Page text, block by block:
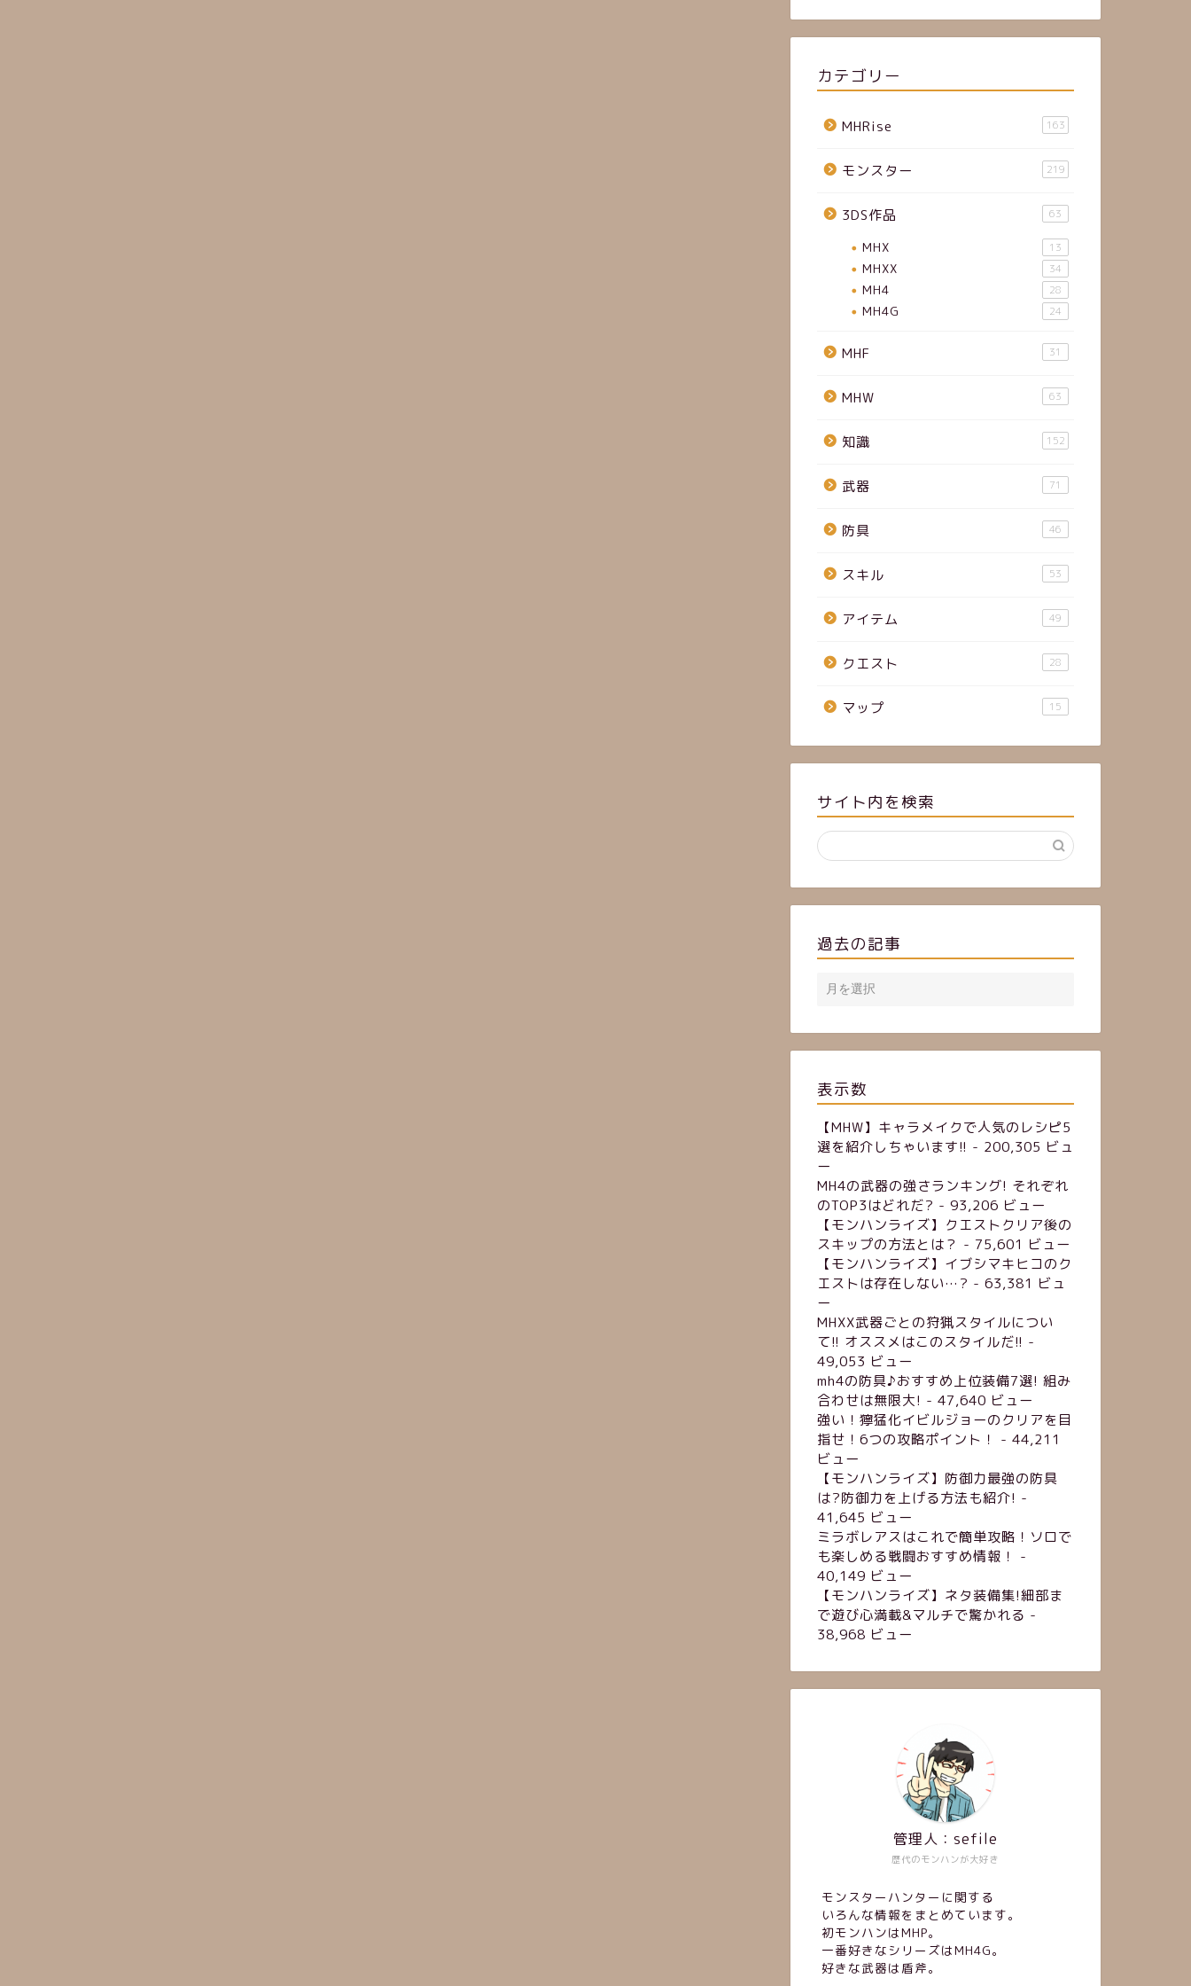
カテゴリー
MHRise 163
モンスター 219
3DS作品 63
MHX 13
MHXX 34
MH4 28
MH4G 24
MHF 31
MHW 63
知識 152
武器 71
防具 46
スキル 53
アイテム 49
クエスト 28
マップ 15
サイト内を検索
過去の記事
表示数
【MHW】キャラメイクで人気のレシピ5
選を紹介しちゃいます!! - 200,305 ビュ
ー
MH4の武器の強さランキング! それぞれ
のTOP3はどれだ? - 93,206 ビュー
【モンハンライズ】クエストクリア後の
スキップの方法とは？ - 75,601 ビュー
【モンハンライズ】イブシマキヒコのク
エストは存在しない…? - 63,381 ビュ
ー
MHXX武器ごとの狩猟スタイルについ
て!! オススメはこのスタイルだ!! -
49,053 ビュー
mh4の防具♪おすすめ上位装備7選! 組み
合わせは無限大! - 47,640 ビュー
強い！獰猛化イビルジョーのクリアを目
指せ！6つの攻略ポイント！
- 44,211
ビュー
【モンハンライズ】防御力最強の防具
は?防御力を上げる方法も紹介! -
41,645 ビュー
ミラボレアスはこれで簡単攻略！ソロで
も楽しめる戦闘おすすめ情報！
-
40,149 ビュー
【モンハンライズ】ネタ装備集!細部ま
で遊び心満載&マルチで驚かれる -
38,968 ビュー
歴代のモンハンが大好き
管理人：sefile
モンスターハンターに関する
いろんな情報をまとめています。
初モンハンはMHP。
一番好きなシリーズはMH4G。
好きな武器は盾斧。